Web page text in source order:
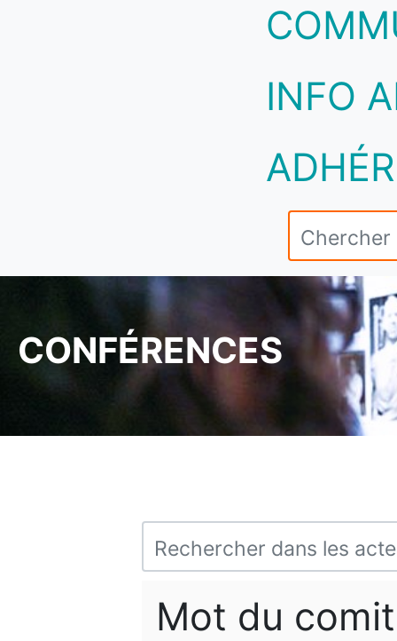
INFO
CONFÉRENCES
Mot du